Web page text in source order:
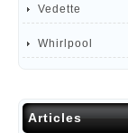
Vedette
Whirlpool
Articles